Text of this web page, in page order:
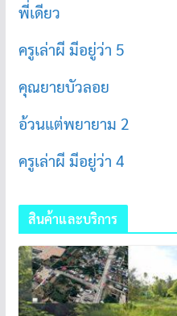
พี่เดียว
ครูเล่าผี มีอยู่ว่า 5
คุณยายบัวลอย
อ้วนแต่พยายาม 2
ครูเล่าผี มีอยู่ว่า 4
สินค้าและบริการ